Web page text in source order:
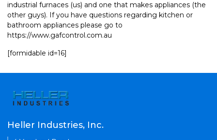
industrial furnaces (us) and one that makes appliances (the
other guys). If you have questions regarding kitchen or
bathroom appliances please go to
https://www.gafcontrol.com.au
[formidable id=16]
Heller Industries, Inc.